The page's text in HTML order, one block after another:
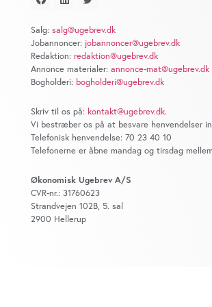
sociale medier, annonceringspartnere og
analysepartnere. Vores partnere kan
data med andre oplysninger, du har givet
de har indsamlet fra din brug af deres
anvende vores hjemmeside.
Salg: salg@ugebrev.dk
Jobannoncer: jobannoncer@ugebrev.dk
Redaktion: redaktion@ugebrev.dk
Annonce materialer: annonce-mat@ugebrev.dk
Bogholderi: bogholderi@ugebrev.dk
Skriv til os på: kontakt@ugebrev.dk.
Vi bestræber os på at besvare henvendelser
Telefonisk henvendelse: 70 23 40 10
Telefonerne er åbne mandag og tirsdag
Økonomisk Ugebrev A/S
CVR-nr.: 31760623
Strandvejen 102B, 5. sal
2900 Hellerup